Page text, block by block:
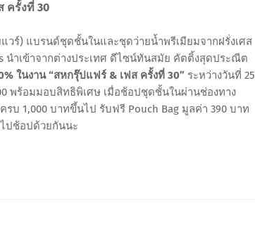
ครั้งที่ 30
วร์) แบรนด์ชุดชั้นในและชุดว่ายน้ำพรีเมียมจากฝรั่งเศส
นำเข้าจากต่างประเทศ ดีไซน์ทันสมัย คัตติ้งสุดประณีต
ในงาน “สหกรุ๊ปแฟร์ & เฟส ครั้งที่ 30” ระหว่างวันที่ 25
พร้อมมอบสิทธิพิเศษ เมื่อช้อปชุดชั้นในผ่านช่องทาง
รบ 1,000 บาทขึ้นไป รับฟรี Pouch Bag มูลค่า 390 บาท
ปช้อปด้วยกันนะ